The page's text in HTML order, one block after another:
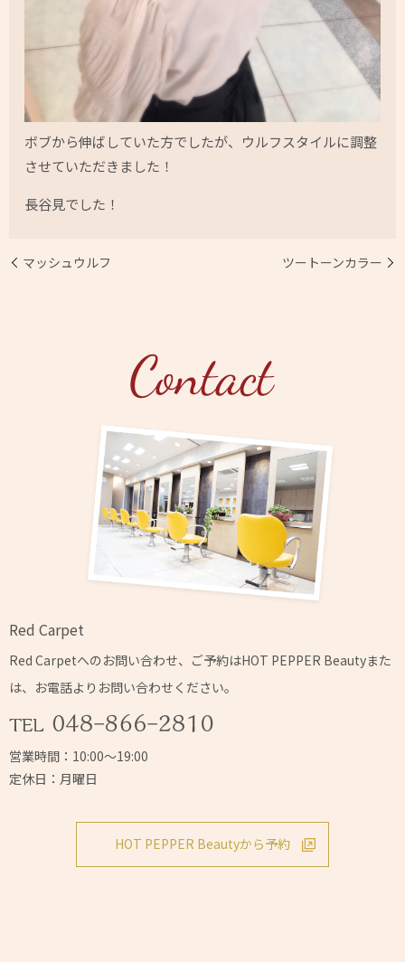
ボブから伸ばしていた方でしたが、ウルフスタイルに調整
させていただきました！
長谷見でした！
マッシュウルフ ツートーンカラー
Red Carpet
Red Carpetへの お問い合わせ、ご予約はHOT PEPPER Beautyまた
は、 お電話よりお問い合わせください。
営業時間：10:00～19:00
定休日：月曜日
HOT PEPPER Beautyから予約